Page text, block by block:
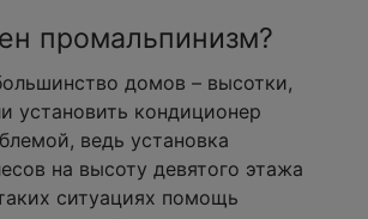
промальпинизм?
домов – высотки,
установить кондиционер
ведь установка
на высоту девятого этажа
ситуациях помощь